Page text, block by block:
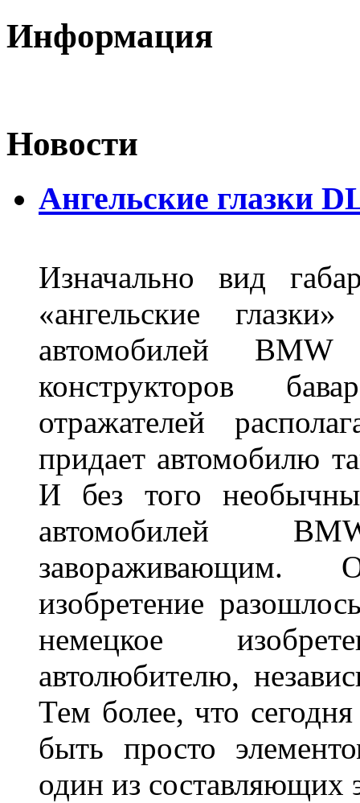
Информация
Новости
Ангельские глазки
Изначально вид
«ангельские
автомобилей
конструкторов
отражателей
придает автомобилю
И без того
автомобилей
завораживающим.
изобретение
немецкое
автолюбителю,
Тем более, что сегодня
быть просто
один из